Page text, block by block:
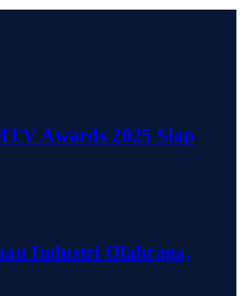
Awards 2025 Siap
Industri Olahraga,